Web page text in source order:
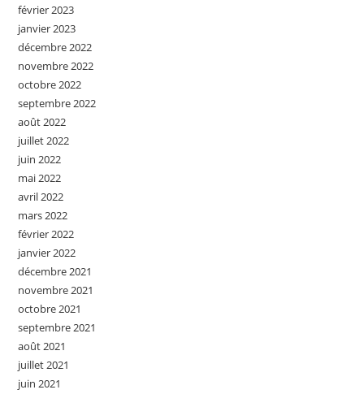
février 2023
janvier 2023
décembre 2022
novembre 2022
octobre 2022
septembre 2022
août 2022
juillet 2022
juin 2022
mai 2022
avril 2022
mars 2022
février 2022
janvier 2022
décembre 2021
novembre 2021
octobre 2021
septembre 2021
août 2021
juillet 2021
juin 2021